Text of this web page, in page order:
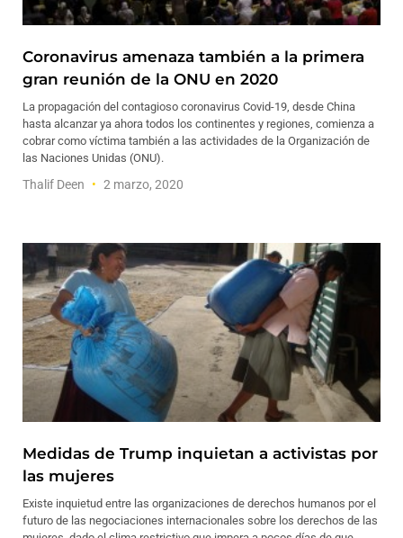
Coronavirus amenaza también a la primera
gran reunión de la ONU en 2020
La propagación del contagioso coronavirus Covid-19, desde China
hasta alcanzar ya ahora todos los continentes y regiones, comienza a
cobrar como víctima también a las actividades de la Organización de
las Naciones Unidas (ONU).
Thalif Deen 2 marzo, 2020
Medidas de Trump inquietan a activistas por
las mujeres
Existe inquietud entre las organizaciones de derechos humanos por el
futuro de las negociaciones internacionales sobre los derechos de las